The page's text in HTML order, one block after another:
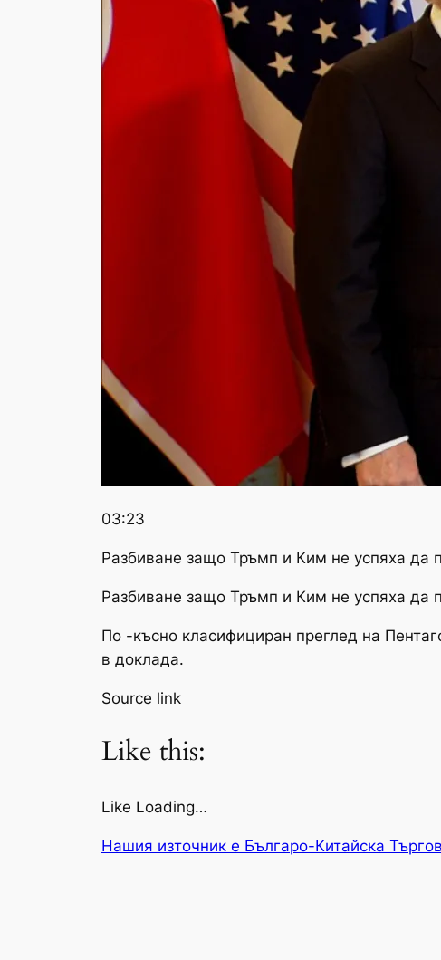
03:23
Разбиване защо Тръмп и Ким не успяха да
Разбиване защо Тръмп и Ким не успяха да
По -късно класифициран преглед на
в доклада.
Source link
Like this:
Like Loading…
Нашия източник е Българо-Китайска